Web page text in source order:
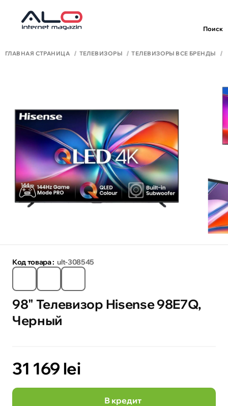
Поиск
ГЛАВНАЯ СТРАНИЦА ТЕЛЕВИЗОРЫ ТЕЛЕВИЗОРЫ ВСЕ БРЕНДЫ
Код товара : ult-308545
98" Телевизор Hisense 98E7Q,
Черный
31 169 lei
В кредит